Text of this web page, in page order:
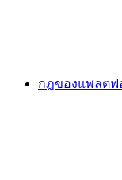
กฎของแพลตฟ